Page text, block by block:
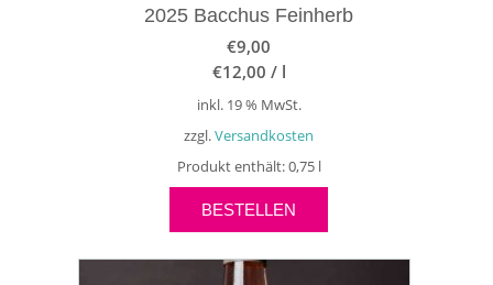
2025 Bacchus Feinherb
€9,00
€12,00 / l
inkl. 19 % MwSt.
zzgl.Versandkosten
Produkt enthält: 0,75 l
BESTELLEN